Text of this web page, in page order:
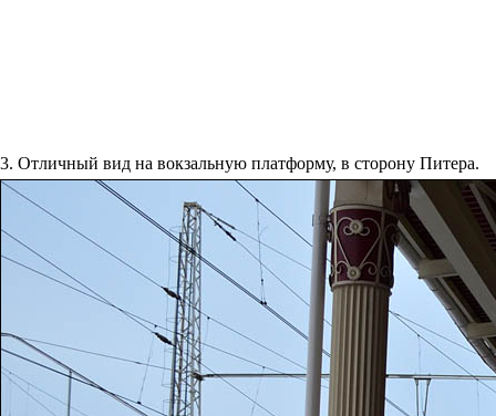
3. Отличный вид на вокзальную платформу, в сторону Питера.